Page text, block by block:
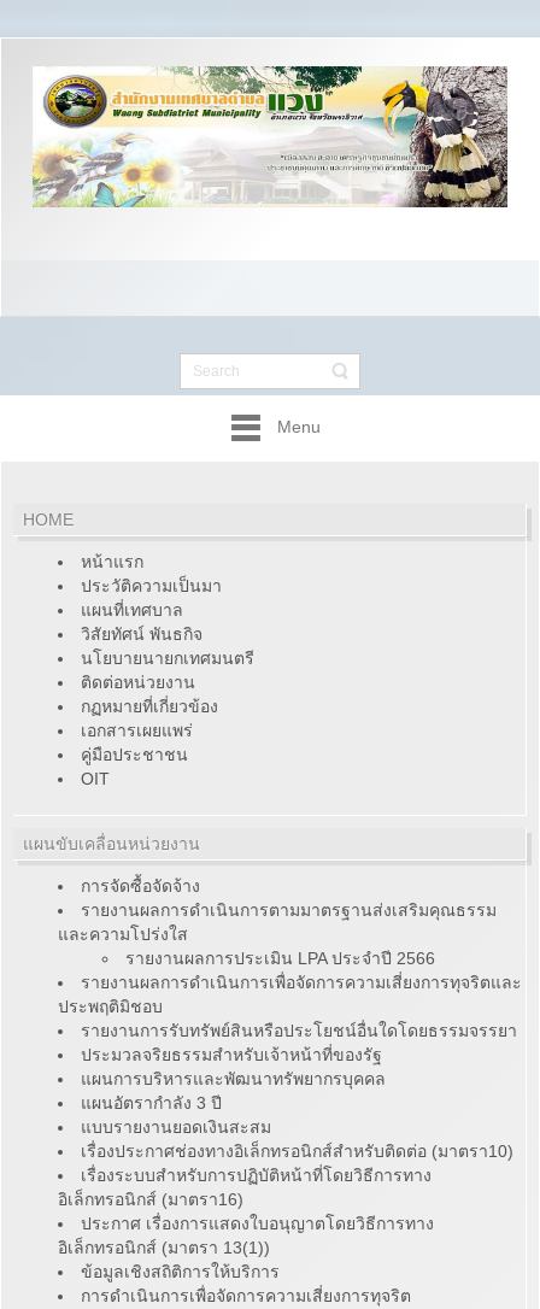
Menu
HOME
หน้าแรก
ประวัติความเป็นมา
แผนที่เทศบาล
วิสัยทัศน์ พันธกิจ
นโยบายนายกเทศมนตรี
ติดต่อหน่วยงาน
กฏหมายที่เกี่ยวข้อง
เอกสารเผยแพร่
คู่มือประชาชน
OIT
แผนขับเคลื่อนหน่วยงาน
การจัดซื้อจัดจ้าง
รายงานผลการดำเนินการตามมาตรฐานส่งเสริมคุณธรรม
และความโปร่งใส
รายงานผลการประเมิน LPA ประจำปี 2566
รายงานผลการดำเนินการเพื่อจัดการความเสี่ยงการทุจริตและ
ประพฤติมิชอบ
รายงานการรับทรัพย์สินหรือประโยชน์อื่นใดโดยธรรมจรรยา
ประมวลจริยธรรมสำหรับเจ้าหน้าที่ของรัฐ
แผนการบริหารและพัฒนาทรัพยากรบุคคล
แผนอัตรากำลัง 3 ปี
แบบรายงานยอดเงินสะสม
เรื่องประกาศช่องทางอิเล็กทรอนิกส์สำหรับติดต่อ (มาตรา10)
เรื่องระบบสำหรับการปฏิบัติหน้าที่โดยวิธีการทาง
อิเล็กทรอนิกส์ (มาตรา16)
ประกาศ เรื่องการแสดงใบอนุญาตโดยวิธีการทาง
อิเล็กทรอนิกส์ (มาตรา 13(1))
ข้อมูลเชิงสถิติการให้บริการ
การดำเนินการเพื่อจัดการความเสี่ยงการทุจริต